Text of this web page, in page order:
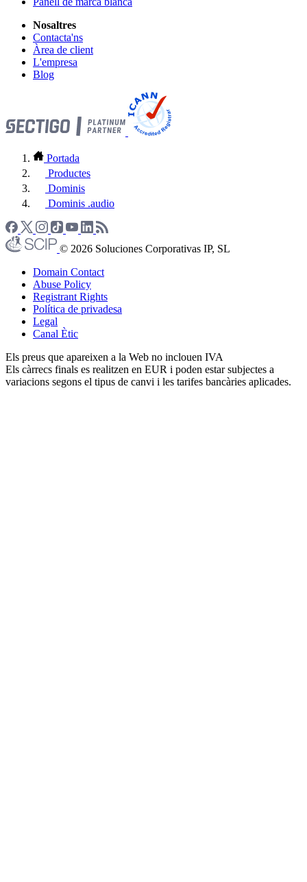
Nosaltres
Contacta'ns
Àrea de client
L'empresa
Blog
Portada
Productes
Dominis
Dominis .audio
© 2026 Soluciones Corporativas IP, SL
Domain Contact
Abuse Policy
Registrant Rights
Política de privadesa
Legal
Canal Ètic
Els preus que apareixen a la Web no inclouen IVA
Els càrrecs finals es realitzen en EUR i poden estar subjectes a
variacions segons el tipus de canvi i les tarifes bancàries aplicades.